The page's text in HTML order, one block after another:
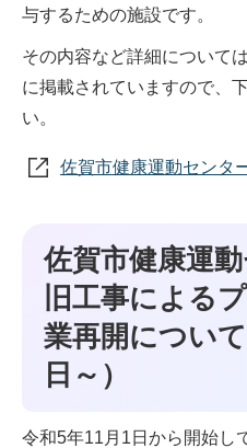
与するための施設です。
その内容など詳細について
に掲載されていますので、
い。
佐賀市健康運動センタ
佐賀市健康運
旧工事による
業再開につい
日～）
令和5年11月1日から開始し